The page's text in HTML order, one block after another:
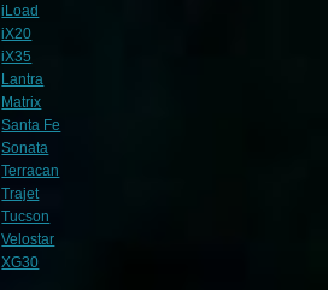
iLoad
iX20
iX35
Lantra
Matrix
Santa Fe
Sonata
Terracan
Trajet
Tucson
Velostar
XG30